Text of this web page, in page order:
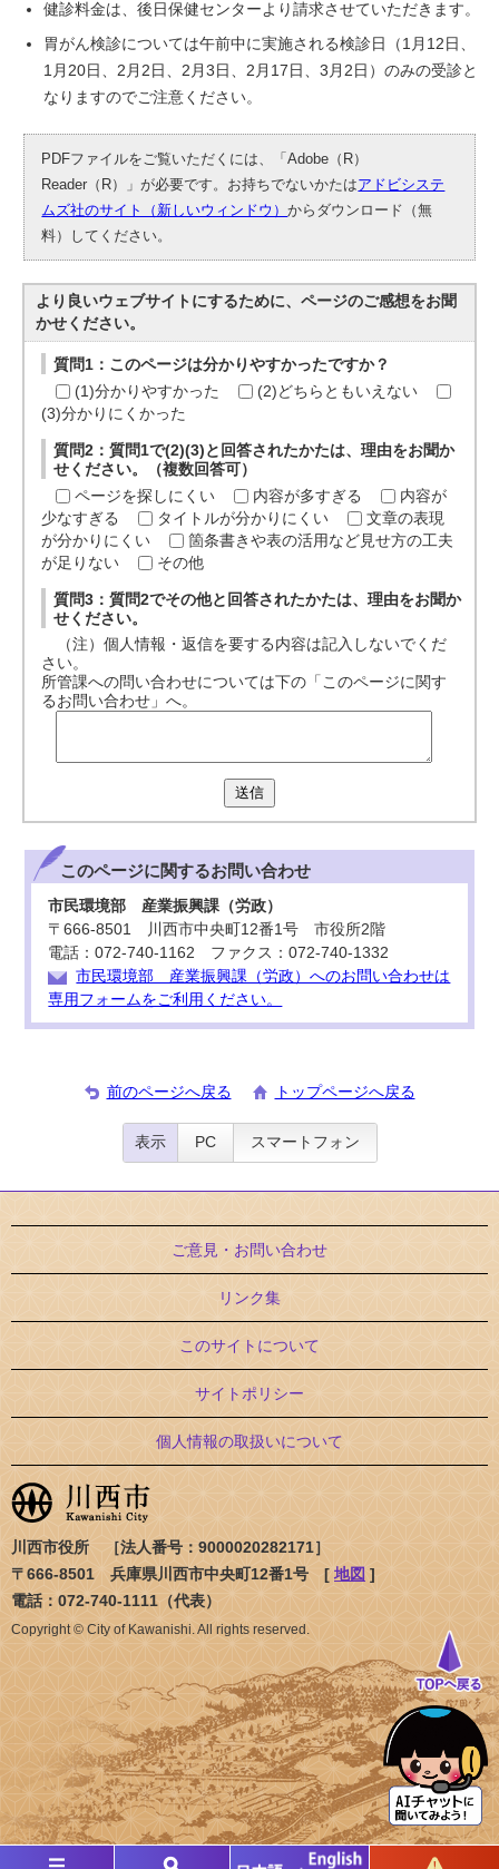
健診料金は、後日保健センターより請求させていただきます。
胃がん検診については午前中に実施される検診日（1月12日、
1月20日、2月2日、2月3日、2月17日、3月2日）のみの受診と
なりますのでご注意ください。
PDFファイルをご覧いただくには、「Adobe（R）
Reader（R）」が必要です。お持ちでないかたはアドビシステ
ムズ社のサイト（新しいウィンドウ）からダウンロード（無
料）してください。
より良いウェブサイトにするために、ページのご感想をお聞
かせください。
質問1：このページは分かりやすかったですか？
(1)分かりやすかった
(2)どちらともいえない
(3)分かりにくかった
質問2：質問1で(2)(3)と回答されたかたは、理由をお聞か
せください。（複数回答可）
ページを探しにくい
内容が多すぎる
内容が
少なすぎる
タイトルが分かりにくい
文章の表現
が分かりにくい
箇条書きや表の活用など見せ方の工夫
が足りない
その他
質問3：質問2でその他と回答されたかたは、理由をお聞か
せください。
（注）個人情報・返信を要する内容は記入しないでくだ
さい。
所管課への問い合わせについては下の「このページに関す
るお問い合わせ」へ。
送信
このページに関するお問い合わせ
市民環境部 産業振興課（労政）
〒666-8501 川西市中央町12番1号 市役所2階
電話：072-740-1162 ファクス：072-740-1332
市民環境部 産業振興課（労政）へのお問い合わせは
専用フォームをご利用ください。
前のページへ戻る トップページへ戻る
表示 PC スマートフォン
ご意見・お問い合わせ
リンク集
このサイトについて
サイトポリシー
個人情報の取扱いについて
川西市役所 ［法人番号：9000020282171］
〒666-8501 兵庫県川西市中央町12番1号 [ 地図 ]
電話：072-740-1111（代表）
Copyright © City of Kawanishi. All rights reserved.